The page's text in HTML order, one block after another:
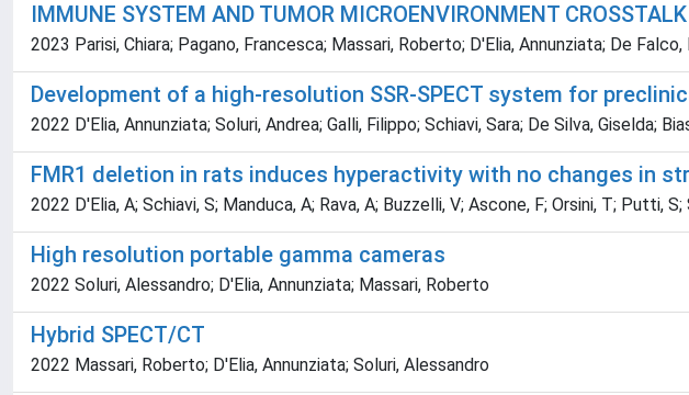
IMMUNE SYSTEM AND TUMOR MICROENVIRONMENT
2023 Parisi, Chiara; Pagano, Francesca; Massari, Roberto; D'Elia, Annunziata; De
Development of a high-resolution SSR-SPECT system for
2022 D'Elia, Annunziata; Soluri, Andrea; Galli, Filippo; Schiavi, Sara; De Silva, Giselda;
FMR1 deletion in rats induces hyperactivity with no changes in
2022 D'Elia, A; Schiavi, S; Manduca, A; Rava, A; Buzzelli, V; Ascone, F; Orsini, T; Putti,
High resolution portable gamma cameras
2022 Soluri, Alessandro; D'Elia, Annunziata; Massari, Roberto
Hybrid SPECT/CT
2022 Massari, Roberto; D'Elia, Annunziata; Soluri, Alessandro